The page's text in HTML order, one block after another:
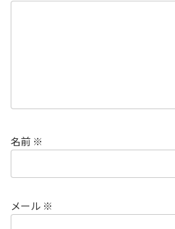
名前 ※
メール ※